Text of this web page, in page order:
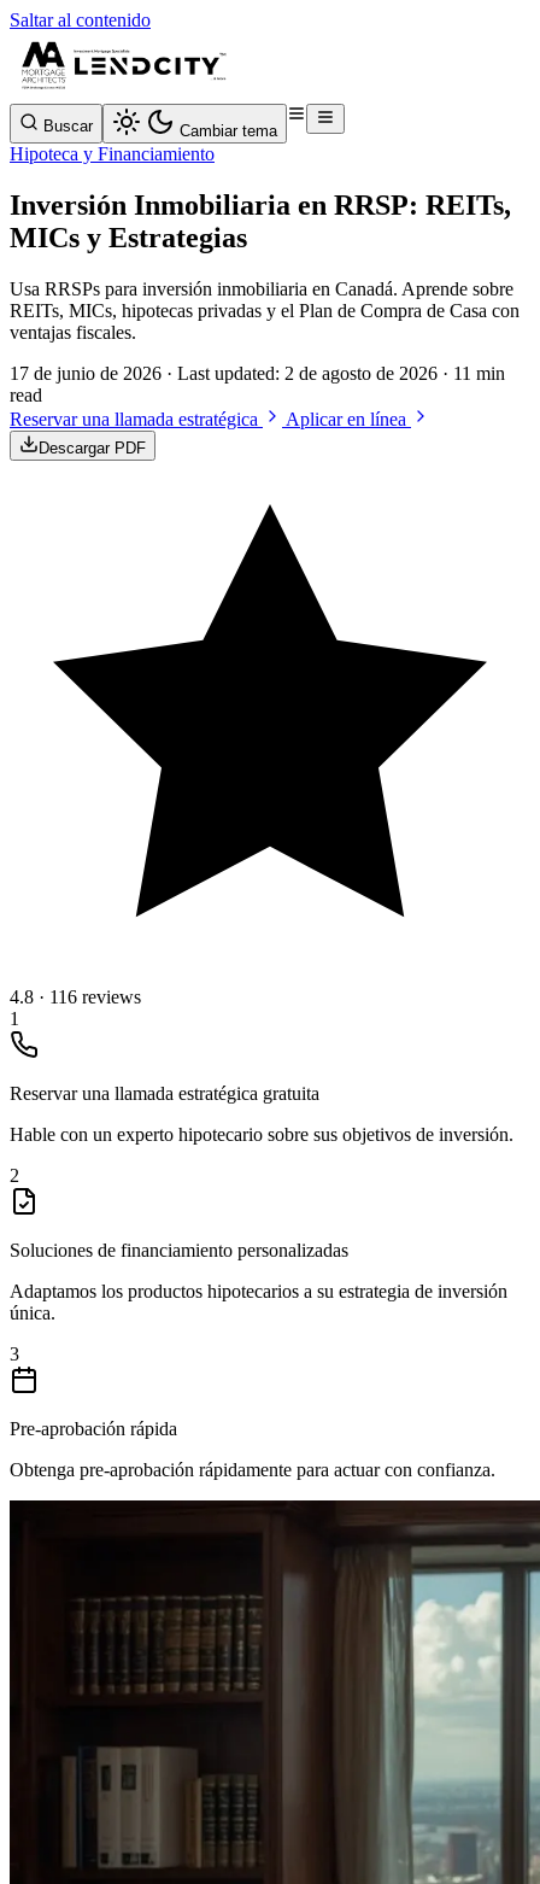
Saltar al contenido
Buscar Cambiar tema
Hipoteca y Financiamiento
Inversión Inmobiliaria en RRSP: REITs,
MICs y Estrategias
Usa RRSPs para inversión inmobiliaria en Canadá. Aprende sobre
REITs, MICs, hipotecas privadas y el Plan de Compra de Casa con
ventajas fiscales.
17 de junio de 2026 · Last updated: 2 de agosto de 2026 · 11 min
read
Reservar una llamada estratégica
Aplicar en línea
Descargar PDF
4.8 · 116 reviews
1
Reservar una llamada estratégica gratuita
Hable con un experto hipotecario sobre sus objetivos de inversión.
2
Soluciones de financiamiento personalizadas
Adaptamos los productos hipotecarios a su estrategia de inversión
única.
3
Pre-aprobación rápida
Obtenga pre-aprobación rápidamente para actuar con confianza.